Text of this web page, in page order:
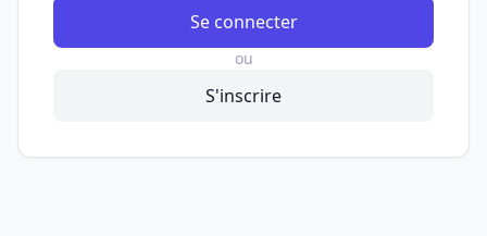
Se connecter
ou
S'inscrire